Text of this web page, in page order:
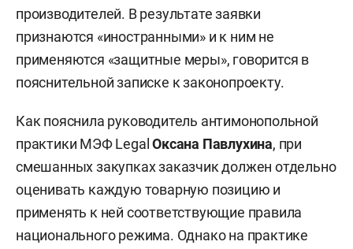
производителей. В результате заявки
признаются «иностранными» и к ним не
применяются «защитные меры», говорится в
пояснительной записке к законопроекту.
Как пояснила руководитель антимонопольной
практики МЭФ LegalОксана Павлухина, при
смешанных закупках заказчик должен отдельно
оценивать каждую товарную позицию и
применять к ней соответствующие правила
национального режима. Однако на практике